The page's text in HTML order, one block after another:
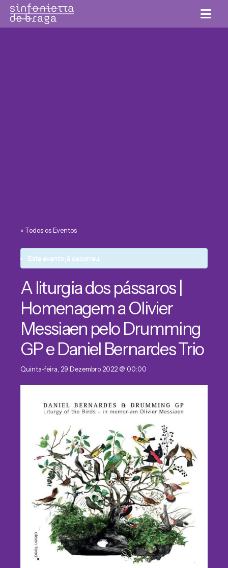
« Todos os Eventos
Este evento já decorreu.
A liturgia dos pássaros |
Homenagem a Olivier
Messiaen pelo Drumming
GP e Daniel Bernardes Trio
Quinta-feira, 29 Dezembro 2022 @ 00:00